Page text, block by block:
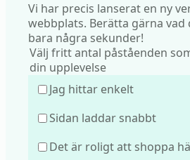
Vi har precis lanserat en ny
webbplats. Berätta gärna vad
bara några sekunder!
Välj fritt antal påståenden
din upplevelse
Jag hittar enkelt
Sidan laddar snabbt
Det är roligt att shoppa